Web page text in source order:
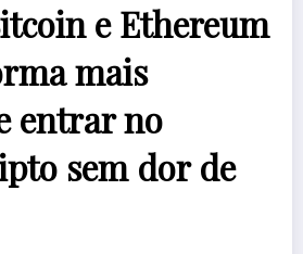
e Ethereum
mais
entrar no
sem dor de